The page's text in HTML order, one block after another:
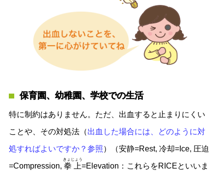
保育園、幼稚園、学校での生活
特に制約はありません。ただ、出血すると止まりにくい
ことや、その対処法（出血した場合には、どのように対
処すればよいですか？参照 ）（安静=Rest, 冷却=Ice, 圧迫
=Compression, 拳上
きょじょう
=Elevation：これらをRICEといいま